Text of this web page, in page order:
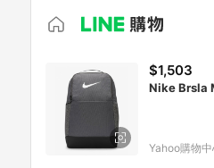
$1,503
Nike Brsla
Yahoo購物